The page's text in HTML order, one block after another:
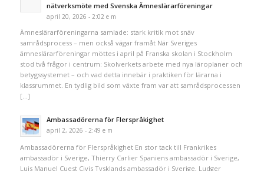
nätverksmöte med Svenska Ämneslärarföreningar
april 20, 2026 - 2:02 e m
Ämneslärarföreningarna samlade: stark kritik mot snäv
samrådsprocess – men också vägar framåt När Sveriges
ämneslärarföreningar möttes i april på Franska skolan i Stockholm
stod två frågor i centrum: Skolverkets arbete med nya läroplaner och
betygssystemet – och vad detta innebär i praktiken för lärarna i
klassrummet. En tydlig bild som växte fram var att samrådsprocessen
[…]
Ambassadörerna för Flerspråkighet
april 2, 2026 - 2:49 e m
Ambassadörerna för Flerspråkighet En stor tack till Frankrikes
ambassadör i Sverige, Thierry Carlier Spaniens ambassadör i Sverige,
Luis Manuel Cuest Civis Tysklands ambassadör i Sverige, Ludger